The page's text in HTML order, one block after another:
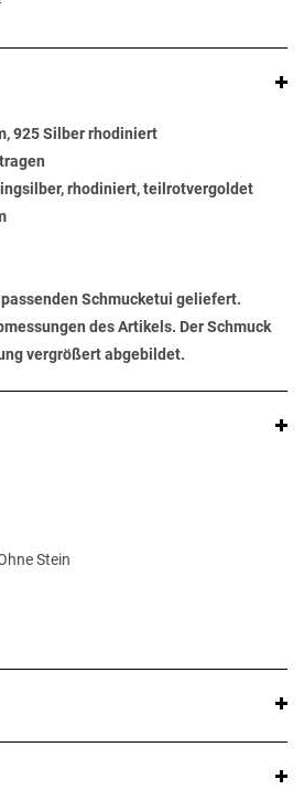
925 Silber rhodiniert
rhodiniert, teilrotvergoldet
Schmucketui geliefert.
des Artikels. Der Schmuck
vergrößert abgebildet.
Stein